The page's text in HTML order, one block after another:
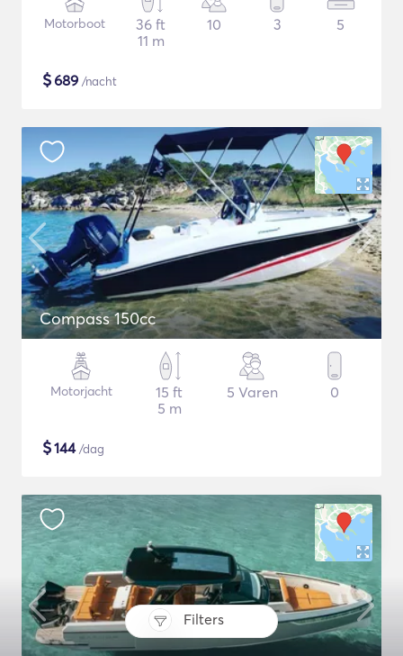
Filters
Motorboot
36 ft
11 m
10 3 5
$689 /nacht
Compass 150cc
Motorjacht
15 ft
5 m
5 Varen 0
$144/dag